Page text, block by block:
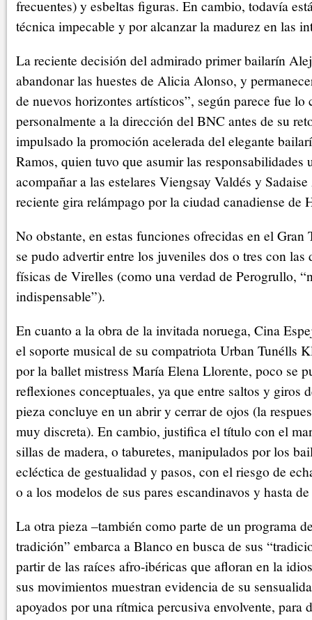
frecuentes) y esbeltas figuras. En cambio, todavía
técnica impecable y por alcanzar la madurez en las
La reciente decisión del admirado primer bailarín
abandonar las huestes de Alicia Alonso, y
de nuevos horizontes artísticos”, según parece fue lo
personalmente a la dirección del BNC antes de su
impulsado la promoción acelerada del elegante
Ramos, quien tuvo que asumir las responsabilidades
acompañar a las estelares Viengsay Valdés y
reciente gira relámpago por la ciudad canadiense de
No obstante, en estas funciones ofrecidas en el Gran
se pudo advertir entre los juveniles dos o tres con las
físicas de Virelles (como una verdad de Perogrullo,
indispensable”).
En cuanto a la obra de la invitada noruega, Cina
el soporte musical de su compatriota Urban Tunélls
por la ballet mistress María Elena Llorente, poco se
reflexiones conceptuales, ya que entre saltos y giros
pieza concluye en un abrir y cerrar de ojos (la
muy discreta). En cambio, justifica el título con el
sillas de madera, o taburetes, manipulados por los
ecléctica de gestualidad y pasos, con el riesgo de
o a los modelos de sus pares escandinavos y hasta
La otra pieza –también como parte de un programa
tradición” embarca a Blanco en busca de sus
partir de las raíces afro-ibéricas que afloran en la
sus movimientos muestran evidencia de su
apoyados por una rítmica percusiva envolvente, para